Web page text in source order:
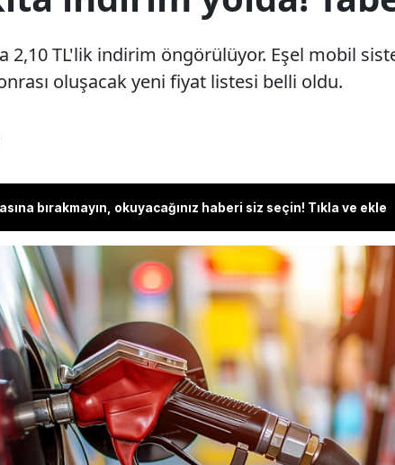
2,10 TL'lik indirim öngörülüyor. Eşel mobil
oluşacak yeni fiyat listesi belli oldu.
bırakmayın, okuyacağınız haberi siz seçin! Tıkla ve ekle
Benzin fiyatlarında 2,10 TL'lik indirim
mobil sistemi nedeniyle pompalara yansıyacak
ve indirim sonrası oluşacak yeni fiyat listesi belli